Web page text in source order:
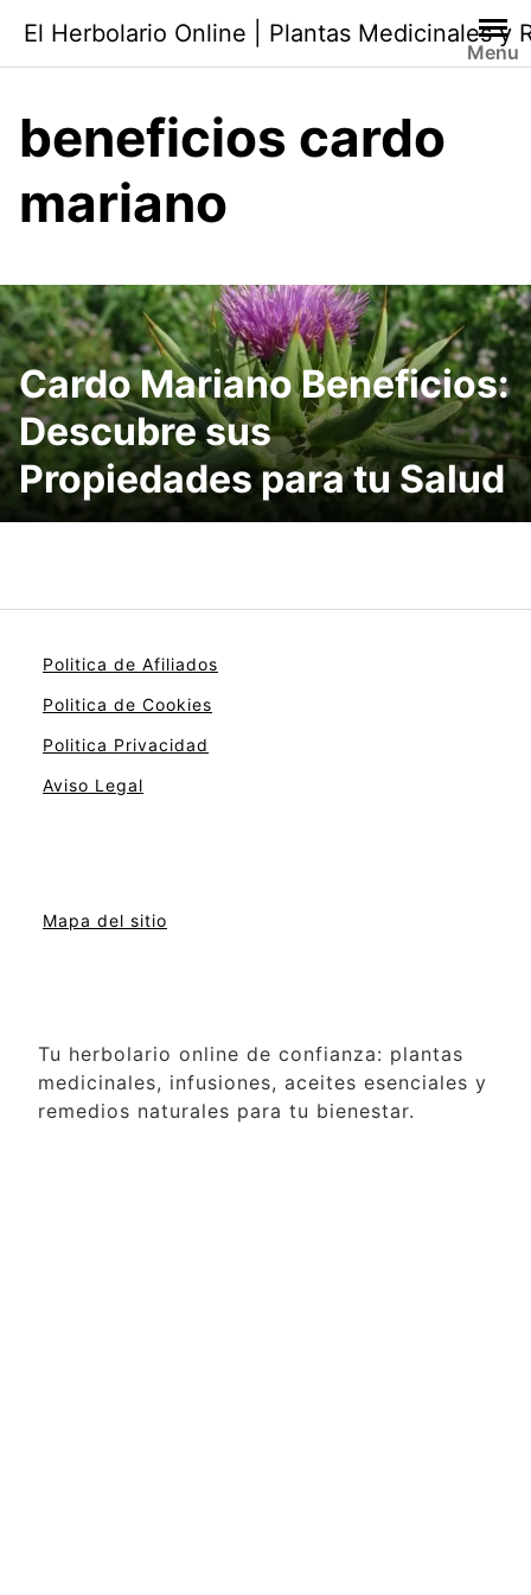
contenido
El Herbolario Online | Plantas Medicinales y
Menu
beneficios cardo
mariano
Cardo Mariano Beneficios:
Descubre sus
Propiedades para tu Salud
Politica de Afiliados
Politica de Cookies
Politica Privacidad
Aviso Legal
Mapa del sitio
Tu herbolario online de confianza: plantas
medicinales, infusiones, aceites esenciales y
remedios naturales para tu bienestar.